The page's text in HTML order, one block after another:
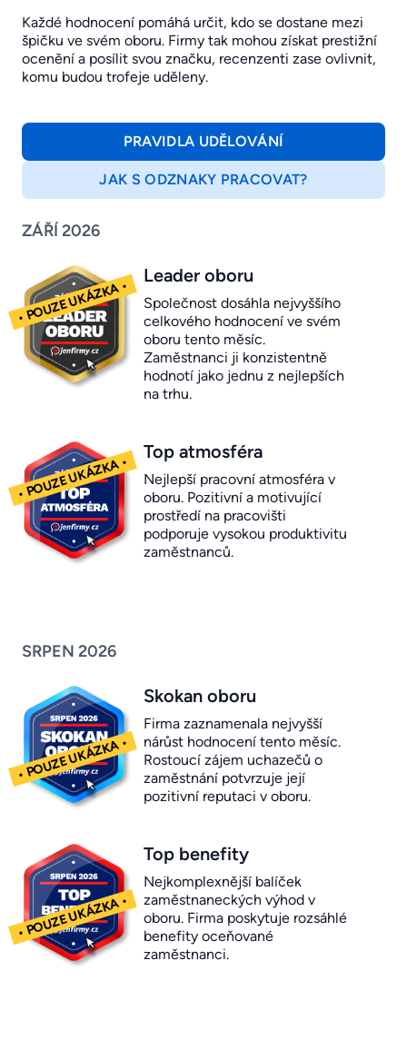
Každé hodnocení pomáhá určit, kdo se dostane mezi
špičku ve svém oboru. Firmy tak mohou získat prestižní
ocenění a posílit svou značku, recenzenti zase ovlivnit,
komu budou trofeje uděleny.
PRAVIDLA UDĚLOVÁNÍ
JAK S ODZNAKY PRACOVAT?
ZÁŘÍ 2026
Leader oboru
Společnost dosáhla nejvyššího
celkového hodnocení ve svém
oboru tento měsíc.
Zaměstnanci ji konzistentně
hodnotí jako jednu z nejlepších
na trhu.
Top atmosféra
Nejlepší pracovní atmosféra v
oboru. Pozitivní a motivující
prostředí na pracovišti
podporuje vysokou produktivitu
zaměstnanců.
SRPEN 2026
Skokan oboru
Firma zaznamenala nejvyšší
nárůst hodnocení tento měsíc.
Rostoucí zájem uchazečů o
zaměstnání potvrzuje její
pozitivní reputaci v oboru.
Top benefity
Nejkomplexnější balíček
zaměstnaneckých výhod v
oboru. Firma poskytuje rozsáhlé
benefity oceňované
zaměstnanci.